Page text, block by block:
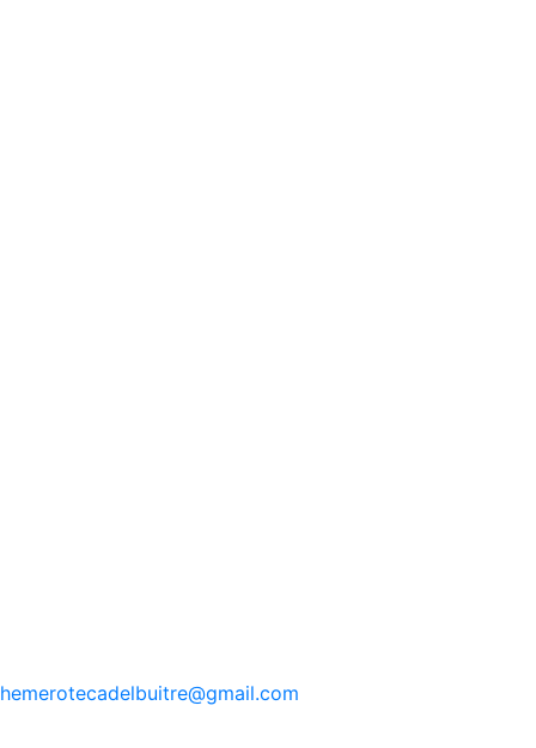
hemerotecadelbuitre@gmail.com